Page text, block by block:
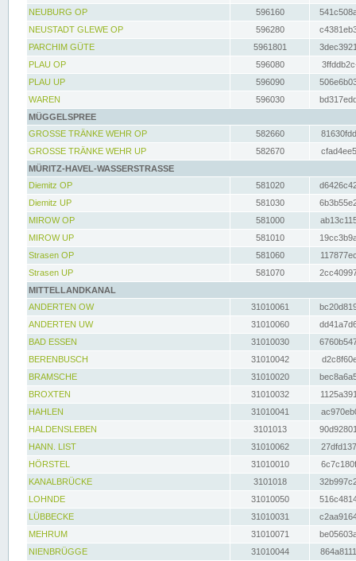
NEUBURG OP
596160
NEUSTADT GLEWE OP
596280
PARCHIM GÜTE
5961801
PLAU OP
596080
PLAU UP
596090
WAREN
596030
MÜGGELSPREE
GROSSE TRÄNKE WEHR OP
582660
GROSSE TRÄNKE WEHR UP
582670
MÜRITZ-HAVEL-WASSERSTRASSE
Diemitz OP
581020
Diemitz UP
581030
MIROW OP
581000
MIROW UP
581010
Strasen OP
581060
Strasen UP
581070
MITTELLANDKANAL
ANDERTEN OW
31010061
ANDERTEN UW
31010060
BAD ESSEN
31010030
BERENBUSCH
31010042
BRAMSCHE
31010020
BROXTEN
31010032
HAHLEN
31010041
HALDENSLEBEN
3101013
HANN. LIST
31010062
HÖRSTEL
31010010
KANALBRÜCKE
3101018
LOHNDE
31010050
LÜBBECKE
31010031
MEHRUM
31010071
NIENBRÜGGE
31010044